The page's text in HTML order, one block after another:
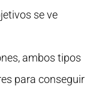
se ve
ambos tipos
para conseguir